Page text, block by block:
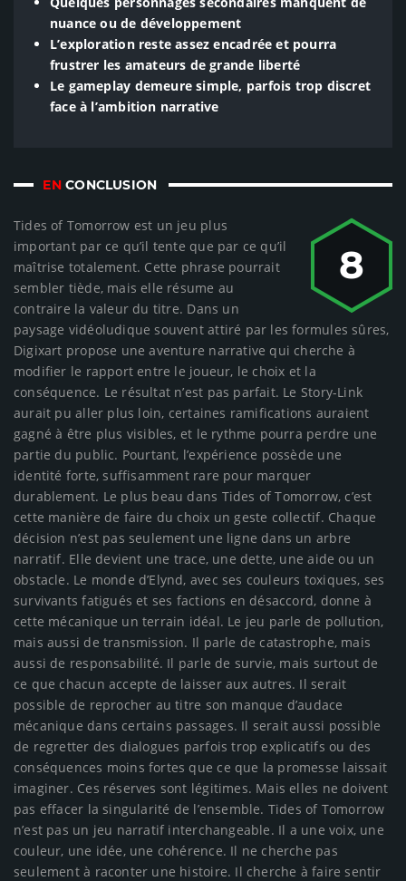
nuance ou de développement
L’exploration reste assez encadrée et pourra
frustrer les amateurs de grande liberté
Le gameplay demeure simple, parfois trop discret
face à l’ambition narrative
ENCONCLUSION
8
Tides of Tomorrow est un jeu plus
important par ce qu’il tente que par ce qu’il
maîtrise totalement. Cette phrase pourrait
sembler tiède, mais elle résume au
contraire la valeur du titre. Dans un
paysage vidéoludique souvent attiré par les formules sûres,
Digixart propose une aventure narrative qui cherche à
modifier le rapport entre le joueur, le choix et la
conséquence. Le résultat n’est pas parfait. Le Story-Link
aurait pu aller plus loin, certaines ramifications auraient
gagné à être plus visibles, et le rythme pourra perdre une
partie du public. Pourtant, l’expérience possède une
identité forte, suffisamment rare pour marquer
durablement. Le plus beau dans Tides of Tomorrow, c’est
cette manière de faire du choix un geste collectif. Chaque
décision n’est pas seulement une ligne dans un arbre
narratif. Elle devient une trace, une dette, une aide ou un
obstacle. Le monde d’Elynd, avec ses couleurs toxiques, ses
survivants fatigués et ses factions en désaccord, donne à
cette mécanique un terrain idéal. Le jeu parle de pollution,
mais aussi de transmission. Il parle de catastrophe, mais
aussi de responsabilité. Il parle de survie, mais surtout de
ce que chacun accepte de laisser aux autres. Il serait
possible de reprocher au titre son manque d’audace
mécanique dans certains passages. Il serait aussi possible
de regretter des dialogues parfois trop explicatifs ou des
conséquences moins fortes que ce que la promesse laissait
imaginer. Ces réserves sont légitimes. Mais elles ne doivent
pas effacer la singularité de l’ensemble. Tides of Tomorrow
n’est pas un jeu narratif interchangeable. Il a une voix, une
couleur, une idée, une cohérence. Il ne cherche pas
seulement à raconter une histoire. Il cherche à faire sentir